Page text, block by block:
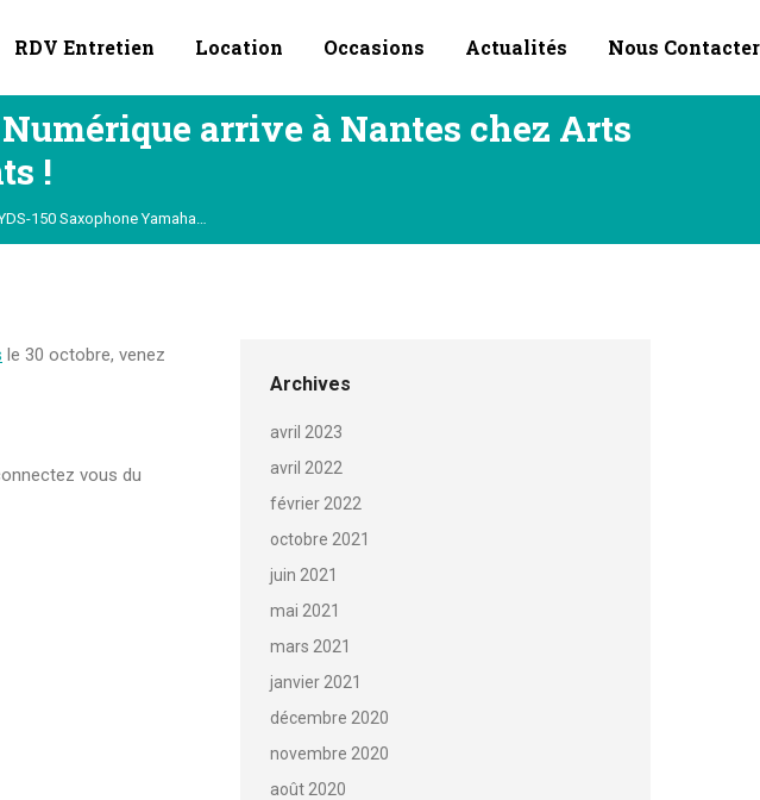
RDV Entretien Location Occasions Actualités Nous Contacter
arrive à Nantes chez Arts
!
:
150 Saxophone Yamaha…
le 30 octobre, venez
vous du
Archives
avril 2023
avril 2022
février 2022
octobre 2021
juin 2021
mai 2021
mars 2021
janvier 2021
décembre 2020
novembre 2020
août 2020